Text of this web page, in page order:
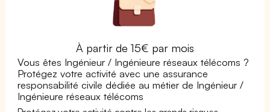
À partir de 15€ par mois
Vous êtes Ingénieur / Ingénieure réseaux télécoms ?
Protégez votre activité avec une assurance
responsabilité civile dédiée au métier de Ingénieur /
Ingénieure réseaux télécoms